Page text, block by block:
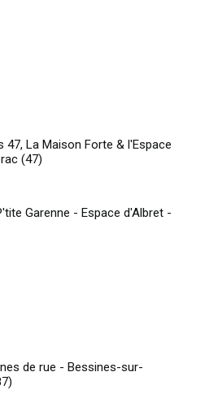
47, La Maison Forte & l'Espace
(47)
Garenne - Espace d'Albret -
de rue - Bessines-sur-